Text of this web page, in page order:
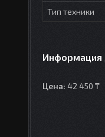
Тип техники
Информация
Цена: 42 450 ₸